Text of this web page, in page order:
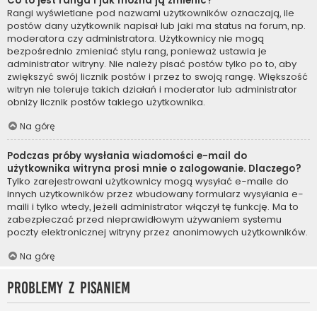
Rangi wyświetlane pod nazwami użytkowników oznaczają, ile
postów dany użytkownik napisał lub jaki ma status na forum, np.
moderatora czy administratora. Użytkownicy nie mogą
bezpośrednio zmieniać stylu rang, ponieważ ustawia je
administrator witryny. Nie należy pisać postów tylko po to, aby
zwiększyć swój licznik postów i przez to swoją rangę. Większość
witryn nie toleruje takich działań i moderator lub administrator
obniży licznik postów takiego użytkownika.
Na górę
Podczas próby wysłania wiadomości e-mail do
użytkownika witryna prosi mnie o zalogowanie. Dlaczego?
Tylko zarejestrowani użytkownicy mogą wysyłać e-maile do
innych użytkowników przez wbudowany formularz wysyłania e-
maili i tylko wtedy, jeżeli administrator włączył tę funkcję. Ma to
zabezpieczać przed nieprawidłowym używaniem systemu
poczty elektronicznej witryny przez anonimowych użytkowników.
Na górę
Problemy z pisaniem